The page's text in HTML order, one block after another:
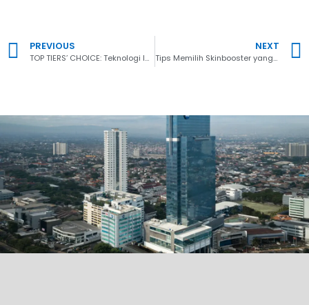
PREVIOUS
TOP TIERS’ CHOICE: Teknologi Inovatif dalam Peremajaan Kulit
NEXT
Tips Memilih Skinbooster yang Tepat Sesuai Jenis Kulit Ini!